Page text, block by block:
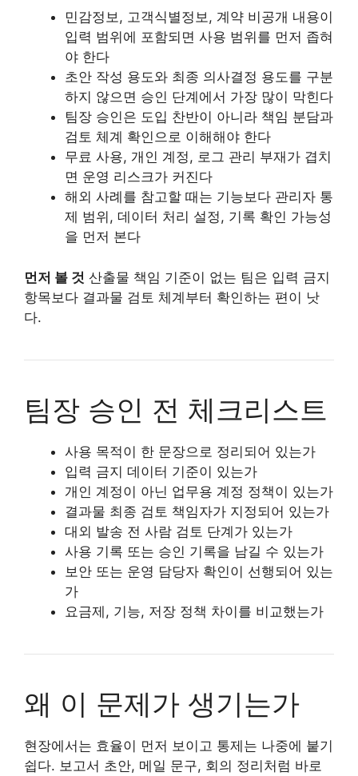
민감정보, 고객식별정보, 계약 비공개 내용이
입력 범위에 포함되면 사용 범위를 먼저 좁혀
야 한다
초안 작성 용도와 최종 의사결정 용도를 구분
하지 않으면 승인 단계에서 가장 많이 막힌다
팀장 승인은 도입 찬반이 아니라 책임 분담과
검토 체계 확인으로 이해해야 한다
무료 사용, 개인 계정, 로그 관리 부재가 겹치
면 운영 리스크가 커진다
해외 사례를 참고할 때는 기능보다 관리자 통
제 범위, 데이터 처리 설정, 기록 확인 가능성
을 먼저 본다
먼저 볼 것 산출물 책임 기준이 없는 팀은 입력 금지
항목보다 결과물 검토 체계부터 확인하는 편이 낫
다.
팀장 승인 전 체크리스트
사용 목적이 한 문장으로 정리되어 있는가
입력 금지 데이터 기준이 있는가
개인 계정이 아닌 업무용 계정 정책이 있는가
결과물 최종 검토 책임자가 지정되어 있는가
대외 발송 전 사람 검토 단계가 있는가
사용 기록 또는 승인 기록을 남길 수 있는가
보안 또는 운영 담당자 확인이 선행되어 있는
가
요금제, 기능, 저장 정책 차이를 비교했는가
왜 이 문제가 생기는가
현장에서는 효율이 먼저 보이고 통제는 나중에 붙기
쉽다. 보고서 초안, 메일 문구, 회의 정리처럼 바로